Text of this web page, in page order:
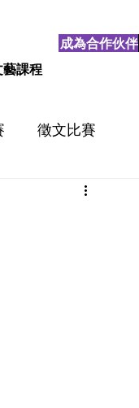
藝課程
成為合作伙伴
徵文比賽